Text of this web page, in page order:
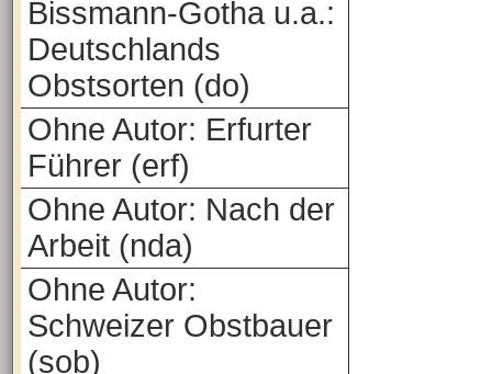
Bissmann-Gotha u.a.:
Deutschlands
Obstsorten (do)
Ohne Autor: Erfurter
Führer (erf)
Ohne Autor: Nach der
Arbeit (nda)
Ohne Autor:
Schweizer Obstbauer
(sob)